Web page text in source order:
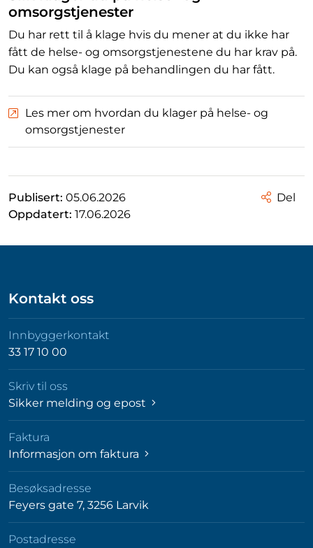
omsorgstjenester
Du har rett til å klage hvis du mener at du ikke har
fått de helse- og omsorgstjenestene du har krav på.
Du kan også klage på behandlingen du har fått.
Les mer om hvordan du klager på helse- og
omsorgstjenester
Publisert: 05.06.2026
Oppdatert: 17.06.2026
Del
Kontakt oss
Innbyggerkontakt
33 17 10 00
Skriv til oss
Sikker melding og epost
Faktura
Informasjon om faktura
Besøksadresse
Feyers gate 7, 3256 Larvik
Postadresse